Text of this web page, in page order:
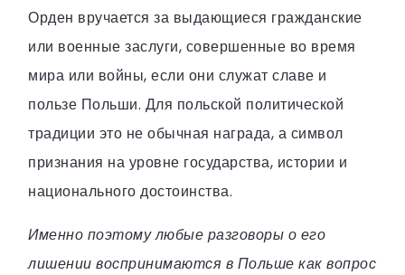
Орден вручается за выдающиеся гражданские
или военные заслуги, совершенные во время
мира или войны, если они служат славе и
пользе Польши. Для польской политической
традиции это не обычная награда, а символ
признания на уровне государства, истории и
национального достоинства.
Именно поэтому любые разговоры о его
лишении воспринимаются в Польше как вопрос